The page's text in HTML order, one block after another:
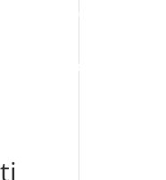
CONTÁCTANOS